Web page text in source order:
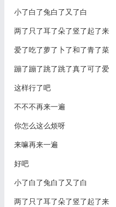
小了白了兔白了又了白
两了只了耳了朵了竖了起了来
爱了吃了萝了卜了和了青了菜
蹦了蹦了跳了跳了真了可了爱
这样行了吧
不不不再来一遍
你怎么这么烦呀
来嘛再来一遍
好吧
小了白了兔白了又了白
两了只了耳了朵了竖了起了来